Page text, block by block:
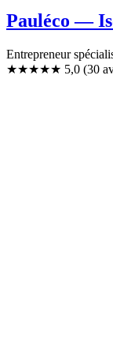
Pauléco —
Entrepreneur
★★★★★ 5,0 (30